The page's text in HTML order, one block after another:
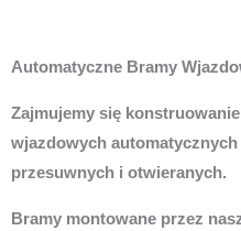
Automatyczne Bramy
Zajmujemy się
wjazdowych
przesuwnych i otwieranych.
Bramy montowane przez